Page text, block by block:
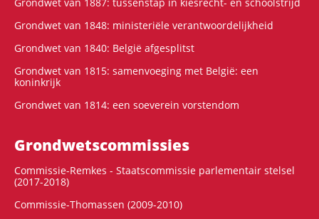
Grondwet van 1848: ministeriële verantwoordelijkheid
Grondwet van 1840: België afgesplitst
Grondwet van 1815: samenvoeging met België: een
koninkrijk
Grondwet van 1814: een soeverein vorstendom
Grondwets­commissies
Commissie-Remkes - Staatscommissie parlementair stelsel
(2017-2018)
Commissie-Thomassen (2009-2010)